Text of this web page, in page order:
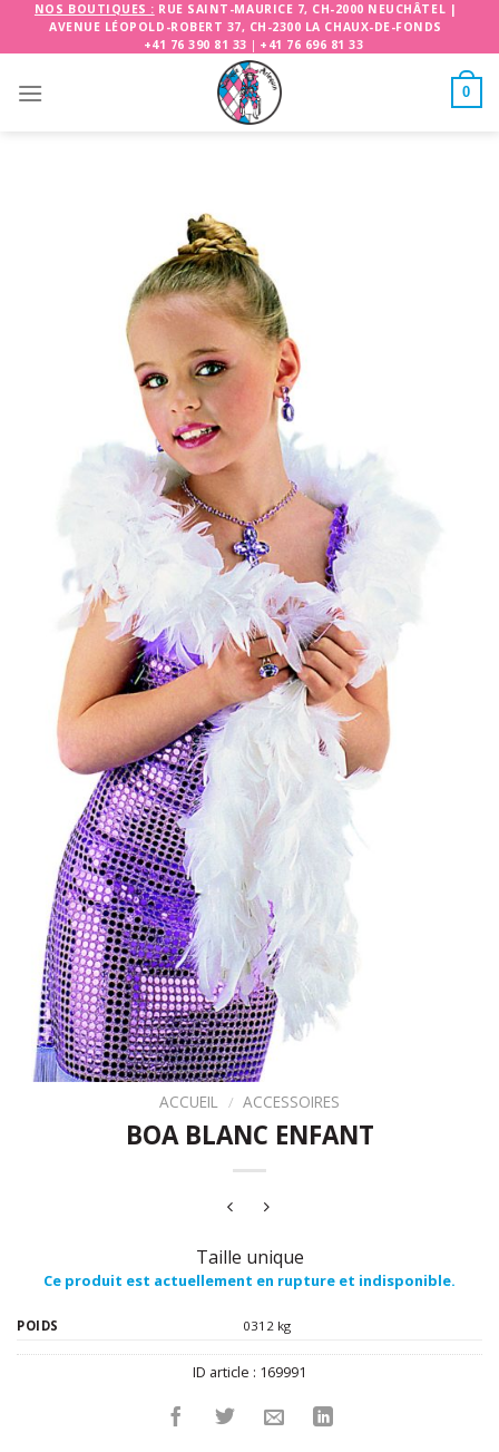
NOS BOUTIQUES : RUE SAINT-MAURICE 7, CH-2000 NEUCHÂTEL |
AVENUE LÉOPOLD-ROBERT 37, CH-2300 LA CHAUX-DE-FONDS
+41 76 390 81 33 | +41 76 696 81 33
0
ACCUEIL / ACCESSOIRES
BOA BLANC ENFANT
Taille unique
Ce produit est actuellement en rupture et indisponible.
POIDS 0312 kg
ID article : 169991